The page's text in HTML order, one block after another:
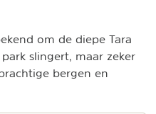
om de diepe Tara
slingert, maar zeker
bergen en